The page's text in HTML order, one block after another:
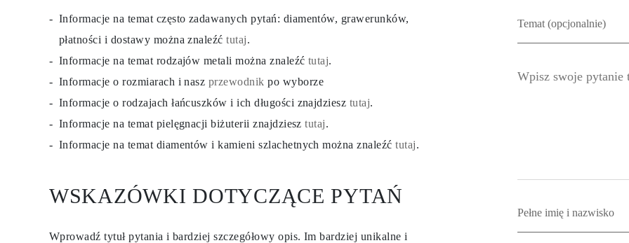
Informacje na temat często zadawanych pytań: diamentów, grawerunków,
płatności i dostawy można znaleźćtutaj.
Informacje na temat rodzajów metali można znaleźć tutaj.
Informacje o rozmiarach i nasz przewodnik po wyborze
Informacje o rodzajach łańcuszków i ich długości znajdziesz tutaj.
Informacje na temat pielęgnacji biżuterii znajdziesztutaj.
Informacje na temat diamentów i kamieni szlachetnych można znaleźćtutaj.
WSKAZÓWKI DOTYCZĄCE PYTAŃ
Wprowadź tytuł pytania i bardziej szczegółowy opis. Im bardziej unikalne i